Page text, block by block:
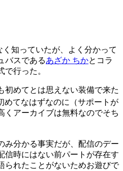
知っていたが、よく分かって
バスであるあざか ちかとコラ
行った。
初めてとは思えない装備で来た
てなはずなのに（サポートが
くアーカイブは無料なのでそち
み分かる事実だが、配信のデー
信時にはない前パートが存在す
られたことがないためお遊びで